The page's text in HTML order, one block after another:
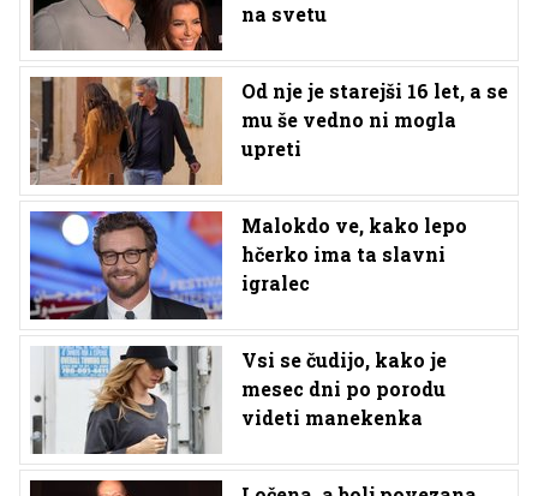
na svetu
Od nje je starejši 16 let, a se
mu še vedno ni mogla
upreti
Malokdo ve, kako lepo
hčerko ima ta slavni
igralec
Vsi se čudijo, kako je
mesec dni po porodu
videti manekenka